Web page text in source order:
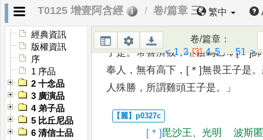
T0125 增壹阿含經 卷/篇章 三 繁中
經典資訊
版權資訊
序
1 序品
2 十念品
3 廣演品
4 弟子品
5 比丘尼品
6 清信士品
卷/篇章：
< 1 2 [3] 4 5...51 >
心向佛， 意不變易，所謂優 填王是
月光王子是。 聖眾，意恒平等
子是。常喜濟彼，不自為己，[＊]
奉人 ，無有高下 ， [＊]無畏王子是。
人殊勝 ， 所謂雞頭王子是。」
[＊]毘沙王、光明
波斯